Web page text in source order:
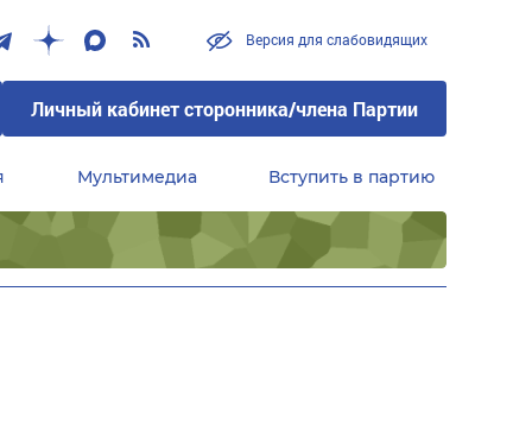
Версия для слабовидящих
Личный кабинет сторонника/члена Партии
Мультимедиа Вступить в партию